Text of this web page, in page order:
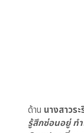
ด้าน นางสาวร
รู้สึกซ่อนอยู่ ท